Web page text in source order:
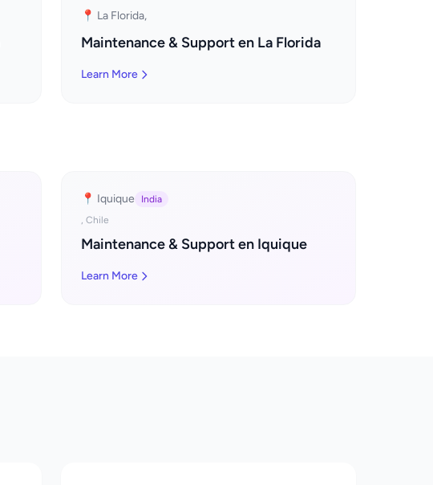
📍 La Florida,
Maintenance & Support en La Florida
Learn More
📍 Iquique
India
, Chile
Maintenance & Support en Iquique
Learn More